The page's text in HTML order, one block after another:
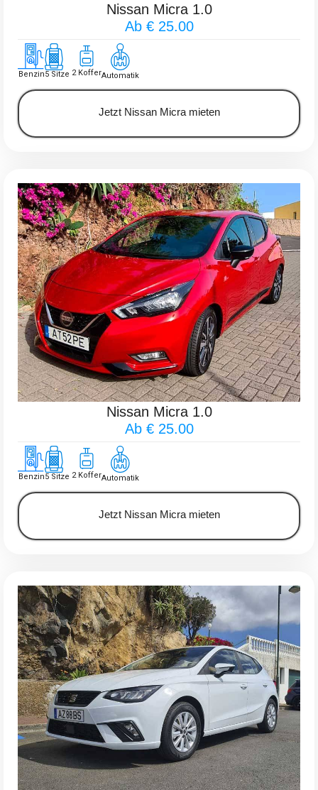
Nissan Micra 1.0
Ab € 25.00
Benzin5 Sitze 2 KofferAutomatik
Jetzt Nissan Micra mieten
Nissan Micra 1.0
Ab € 25.00
Benzin5 Sitze 2 KofferAutomatik
Jetzt Nissan Micra mieten